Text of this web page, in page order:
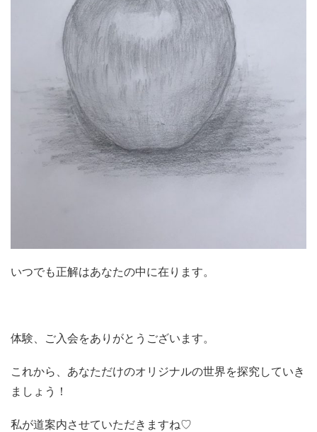
いつでも正解はあなたの中に在ります。
体験、ご入会をありがとうございます。
これから、あなただけのオリジナルの世界を探究していき
ましょう！
私が道案内させていただきますね♡